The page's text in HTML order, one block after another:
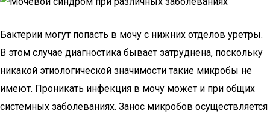
Бактерии могут попасть в мочу с нижних отделов уретры.
В этом случае диагностика бывает затруднена, поскольку
никакой этиологической значимости такие микробы не
имеют. Проникать инфекция в мочу может и при общих
системных заболеваниях. Занос микробов осуществляется